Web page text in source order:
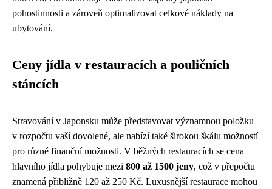
pohostinnosti a zároveň optimalizovat celkové náklady na
ubytování.
Ceny jídla v restauracích a pouličních
stáncích
Stravování v Japonsku může představovat významnou položku
v rozpočtu vaší dovolené, ale nabízí také širokou škálu možností
pro různé finanční možnosti. V běžných restauracích se cena
hlavního jídla pohybuje mezi 800 až 1500 jeny, což v přepočtu
znamená přibližně 120 až 250 Kč. Luxusnější restaurace mohou